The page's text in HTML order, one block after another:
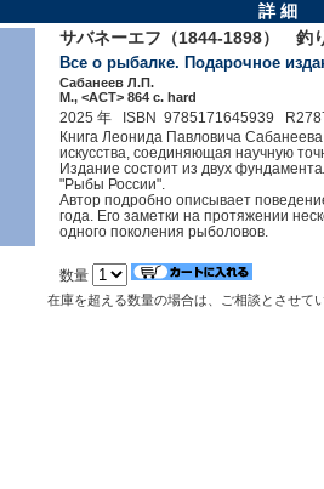
詳 細
サバネーエフ（1844-1898） 釣
Все о рыбалке. Подарочное
Сабанеев Л.П.
М., <АСТ> 864 c. hard
2025 年 ISBN 9785171645939
Книга Леонида Павловича
искусства, соединяющая научную
Издание состоит из двух
"Рыбы России".
Автор подробно описывает
года. Его заметки на протяжении
одного поколения рыболовов.
数量
在庫を超える数量の場合は、ご相談とさせて